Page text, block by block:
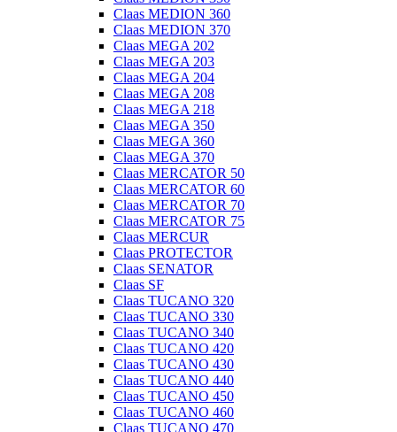
Claas MEDION 360
Claas MEDION 370
Claas MEGA 202
Claas MEGA 203
Claas MEGA 204
Claas MEGA 208
Claas MEGA 218
Claas MEGA 350
Claas MEGA 360
Claas MEGA 370
Claas MERCATOR 50
Claas MERCATOR 60
Claas MERCATOR 70
Claas MERCATOR 75
Claas MERCUR
Claas PROTECTOR
Claas SENATOR
Claas SF
Claas TUCANO 320
Claas TUCANO 330
Claas TUCANO 340
Claas TUCANO 420
Claas TUCANO 430
Claas TUCANO 440
Claas TUCANO 450
Claas TUCANO 460
Claas TUCANO 470